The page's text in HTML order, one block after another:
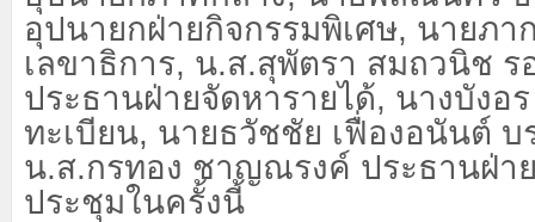
อุปนายกฝ่ายกิจกรรมพิเศษ, นายภา
เลขาธิการ, น.ส.สุพัตรา สมถวนิช ร
ประธานฝ่ายจัดหารายได้, นางบังอ
ทะเบียน, นายธวัชชัย เฟื่องอนันต์
น.ส.กรทอง ชาญณรงค์ ประธานฝ่า
ประชุมในครั้งนี้